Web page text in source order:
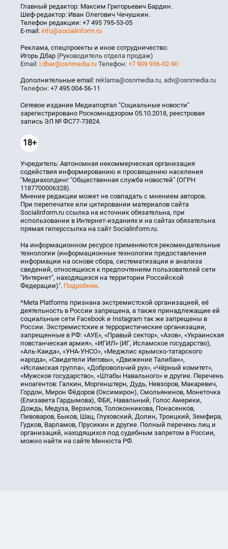
Главный редактор: Максим Григорьевич Бардин.
Шеф-редактор: Иван Олегович Чечушкин.
Телефон редакции: +7 495 795-53-05
E-mail: info@socialinform.ru
Реклама, спецпроекты и иное сотрудничество:
Игорь Дбар (Руководитель отдела продаж)
Email: i.dbar@osnmedia.ru Телефон: +7 909 936-02-90
Дополнительные email: reklama@osnmedia.ru, adv@osnmedia.ru
Телефон: +7 495 004-56-11
Сетевое издание Медиапортал "Социальные новости"
зарегистрировано Роскомнадзором 05.10.2018, реестровая
запись ЭЛ № ФС77-73824.
18+
Учредитель: Автономная некоммерческая организация
содействия информированию и просвещению населения
"Медиахолдинг "Общественная служба новостей" (ОГРН
1187700006328).
Мнение редакции может не совпадать с мнением авторов.
При перепечатке или цитировании материалов сайта
Socialinform.ru ссылка на источник обязательна, при
использовании в Интернет-изданиях и на сайтах обязательна
прямая гиперссылка на сайт Socialinform.ru.
На информационном ресурсе применяются рекомендательные
технологии (информационные технологии предоставления
информации на основе сбора, систематизации и анализа
сведений, относящихся к предпочтениям пользователей сети
"Интернет", находящихся на территории Российской
Федерации)". Подробнее.
*Meta Platforms признана экстремистской организацией, её
деятельность в России запрещена, а также принадлежащие ей
социальные сети Facebook и Instagram так же запрещены в
России. Экстремистские и террористические организации,
запрещенные в РФ: «АУЕ», «Правый сектор», «Азов», «Украинская
повстанческая армия», «ИГИЛ» (ИГ, Исламское государство),
«Аль-Каида», «УНА-УНСО», «Меджлис крымско-татарского
народа», «Свидетели Иеговы», «Движение Талибан»,
«Исламская группа», «Добровольчий рух», «Чёрный комитет»,
«Мужское государство», «Штабы Навального» и другие. Перечень
иноагентов: Галкин, Моргенштерн, Дудь, Невзоров, Макаревич,
Гордон, Мирон Фёдоров (Оксимирон), Смольянинов, Монеточка
(Елизавета Гардымова), ФБК, Навальный, Голос Америки,
Дождь, Медуза, Верзилов, Толоконникова, Понасенков,
Пивоваров, Быков, Шац, Глуховский, Долин, Троицкий, Земфира,
Гудков, Варламов, Прусикин и другие. Полный перечень лиц и
организаций, находящихся под судебным запретом в России,
можно найти на сайте Минюста РФ.